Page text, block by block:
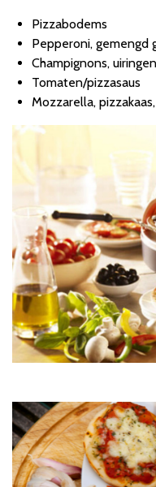
Pizzabodems
Pepperoni, gemengd
Champignons,
Tomaten/pizzasaus
Mozzarella,